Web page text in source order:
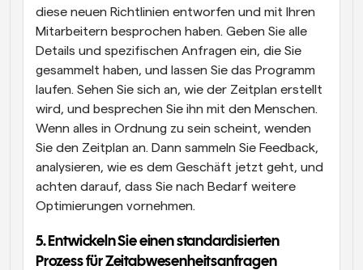
diese neuen Richtlinien entworfen und mit Ihren
Mitarbeitern besprochen haben. Geben Sie alle
Details und spezifischen Anfragen ein, die Sie
gesammelt haben, und lassen Sie das Programm
laufen. Sehen Sie sich an, wie der Zeitplan erstellt
wird, und besprechen Sie ihn mit den Menschen.
Wenn alles in Ordnung zu sein scheint, wenden
Sie den Zeitplan an. Dann sammeln Sie Feedback,
analysieren, wie es dem Geschäft jetzt geht, und
achten darauf, dass Sie nach Bedarf weitere
Optimierungen vornehmen.
5. Entwickeln Sie einen standardisierten
Prozess für Zeitabwesenheitsanfragen